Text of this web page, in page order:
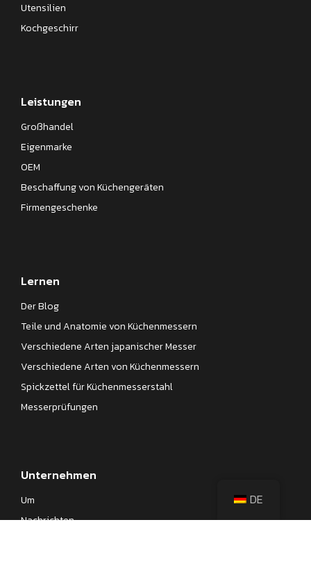
Utensilien
Kochgeschirr
Leistungen
Großhandel
Eigenmarke
OEM
Beschaffung von Küchengeräten
Firmengeschenke
Lernen
Der Blog
Teile und Anatomie von Küchenmessern
Verschiedene Arten japanischer Messer
Verschiedene Arten von Küchenmessern
Spickzettel für Küchenmesserstahl
Messerprüfungen
Unternehmen
Um
Nachrichten
DE